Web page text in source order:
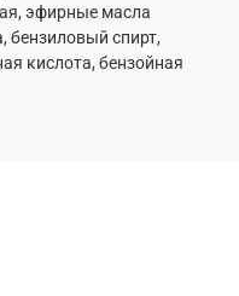
эфирные масла
бензиловый спирт,
кислота, бензойная